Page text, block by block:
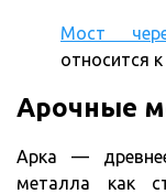
Мост
относится
Арочные
Арка —
металла как